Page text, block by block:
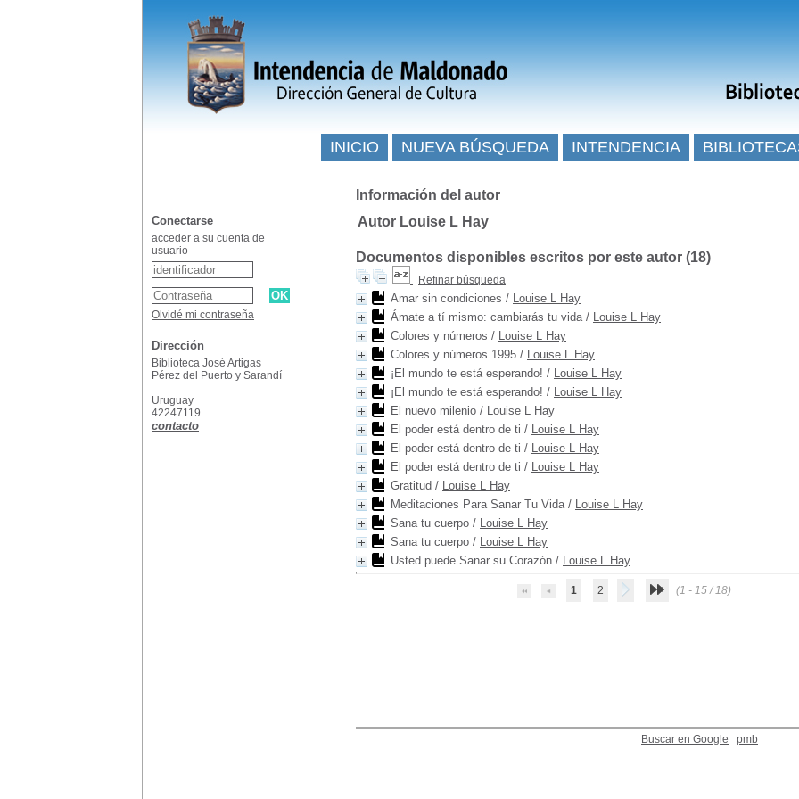
Información del autor
Autor Louise L Hay
Documentos disponibles escritos por este autor (18)
Refinar búsqueda
Amar sin condiciones / Louise L Hay
Ámate a tí mismo: cambiarás tu vida/ Louise L Hay
Colores y números / Louise L Hay
Colores y números 1995 / Louise L Hay
¡El mundo te está esperando! / Louise L Hay
¡El mundo te está esperando! / Louise L Hay
El nuevo milenio / Louise L Hay
El poder está dentro de ti / Louise L Hay
El poder está dentro de ti / Louise L Hay
El poder está dentro de ti / Louise L Hay
Gratitud / Louise L Hay
Meditaciones Para Sanar Tu Vida/ Louise L Hay
Sana tu cuerpo / Louise L Hay
Sana tu cuerpo / Louise L Hay
Usted puede Sanar su Corazón / Louise L Hay
1 2 (1 - 15 / 18)
Buscar en Google pmb
INICIO NUEVA BÚSQUEDA INTENDENCIA
Conectarse
acceder a su cuenta de
usuario
Olvidé mi contraseña
Dirección
Biblioteca José Artigas
Pérez del Puerto y Sarandí
Uruguay
42247119
contacto